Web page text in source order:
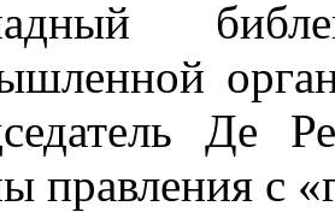
Де
правления с